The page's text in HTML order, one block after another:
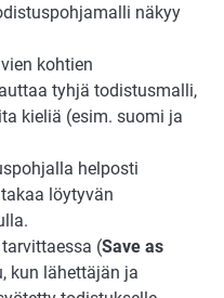
näkyy
kohtien
tyhjä todistusmalli,
kieliä (esim. suomi ja
helposti
löytyvän
(Save as
kun lähettäjän ja